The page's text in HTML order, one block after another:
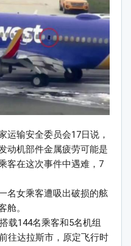
运输安全委员会17日说，
动机部件金属疲劳可能是
客在这次事件中遇难，7
名女乘客遭吸出破损的舷
舱。
载144名乘客和5名机组
往达拉斯市，原定飞行时